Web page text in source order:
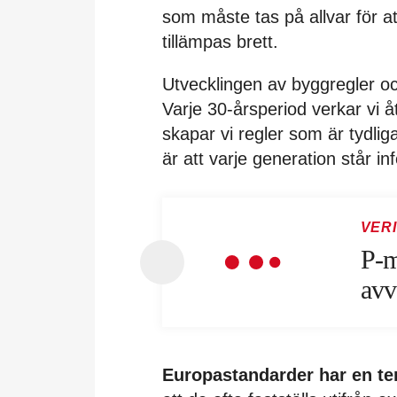
som måste tas på allvar för
tillämpas brett.
Utvecklingen av byggregler
Varje 30-årsperiod verkar vi
skapar vi regler som är
är att varje generation står
P-
Europastandarder har en